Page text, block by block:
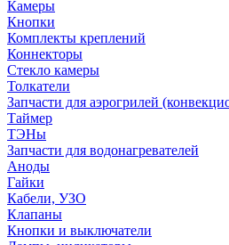
Камеры
Кнопки
Комплекты креплений
Коннекторы
Стекло камеры
Толкатели
Запчасти для аэрогрилей
Таймер
ТЭНы
Запчасти для водонагревателей
Аноды
Гайки
Кабели, УЗО
Клапаны
Кнопки и выключатели